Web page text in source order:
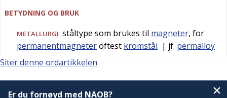
BETYDNING OG BRUK
METALLURGI ståltype som brukes til magneter, for
permanentmagneteroftest kromstål | jf. permalloy
Siter denne ordartikkelen
Er du fornøyd med NAOB?